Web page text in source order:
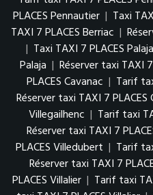
PLACES Pennautier | Taxi
TAXI 7 PLACES Berriac |
| Taxi TAXI 7 PLACES Palaja
Palaja | Réserver taxi TAXI
PLACES Cavanac | Tarif
Réserver taxi TAXI 7 PLACES
Villegailhenc | Tarif taxi
Réserver taxi TAXI 7
PLACES Villedubert | Tarif
Réserver taxi TAXI 7
PLACES Villalier | Tarif taxi